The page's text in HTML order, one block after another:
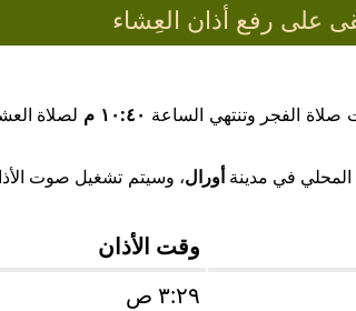
على رفع أذان العِشاء
صلاة الفجر وتنتهي الساعة ١٠:٤٠ م
لصلاة
في مدينةأورال، وسيتم تشغيل صوت
وقت الأذان
٣:٢٩ ص